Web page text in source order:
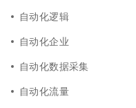
自动化逻辑
自动化企业
自动化数据采集
自动化流量